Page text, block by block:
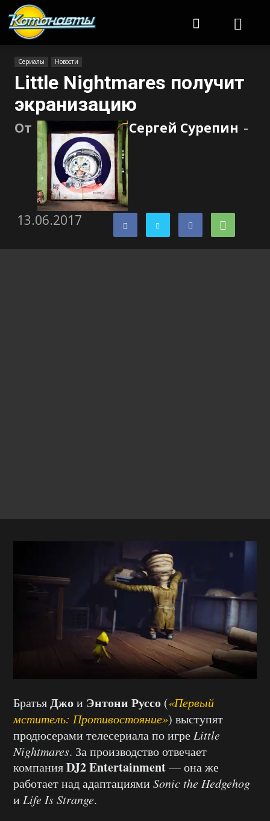
Сериалы Новости
Little Nightmares получит
экранизацию
От Сергей Сурепин -
13.06.2017
БратьяДжои Энтони Руссо («Первый
мститель: Противостояние») выступят
продюсерами телесериала по игре Little
Nightmares. За производство отвечает
компанияDJ2 Entertainment— она же
работает над адаптациями Sonic the Hedgehog
и Life Is Strange.